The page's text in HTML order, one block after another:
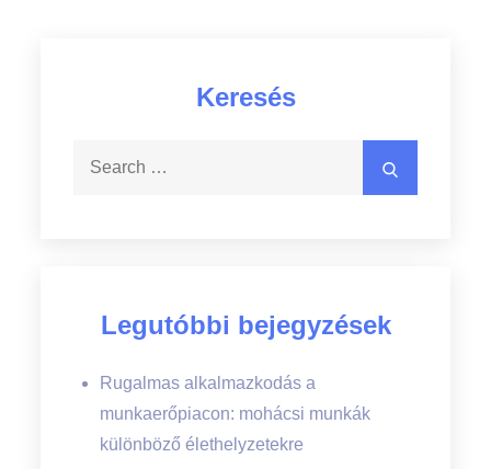
Keresés
Legutóbbi bejegyzések
Rugalmas alkalmazkodás a
munkaerőpiacon: mohácsi munkák
különböző élethelyzetekre